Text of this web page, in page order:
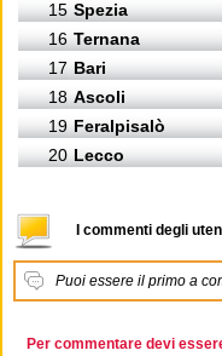
15 Spezia
16 Ternana
17 Bari
18 Ascoli
19 Feralpisalò
20 Lecco
I commenti degli
Puoi essere il primo a
Per commentare devi